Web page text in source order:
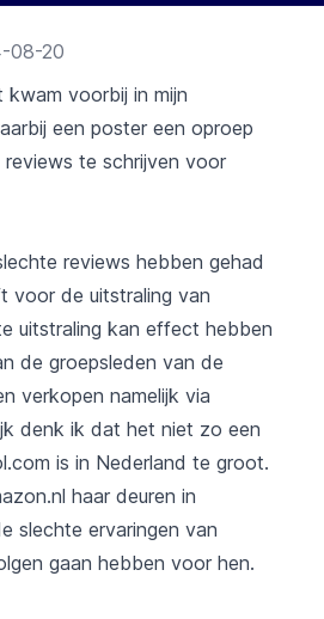
08-20
kwam voorbij in mijn
een poster een oproep
te schrijven voor
reviews hebben gehad
voor de uitstraling van
uitstraling kan effect hebben
de groepsleden van de
verkopen namelijk via
denk ik dat het niet zo een
is in Nederland te groot.
haar deuren in
slechte ervaringen van
gaan hebben voor hen.